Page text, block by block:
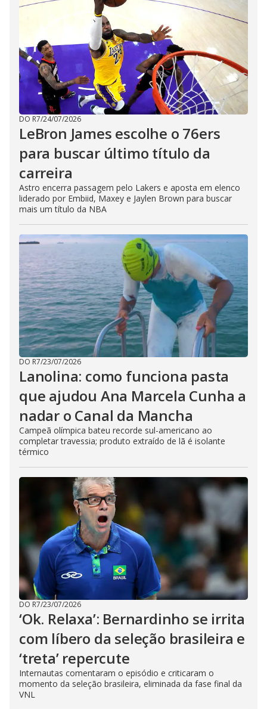
DO R7/24/07/2026
LeBron James escolhe o 76ers
para buscar último título da
carreira
Astro encerra passagem pelo Lakers e aposta em elenco
liderado por Embiid, Maxey e Jaylen Brown para buscar
mais um título da NBA
DO R7/23/07/2026
Lanolina: como funciona pasta
que ajudou Ana Marcela Cunha a
nadar o Canal da Mancha
Campeã olímpica bateu recorde sul-americano ao
completar travessia; produto extraído de lã é isolante
térmico
DO R7/23/07/2026
‘Ok. Relaxa’: Bernardinho se irrita
com líbero da seleção brasileira e
‘treta’ repercute
Internautas comentaram o episódio e criticaram o
momento da seleção brasileira, eliminada da fase final da
VNL